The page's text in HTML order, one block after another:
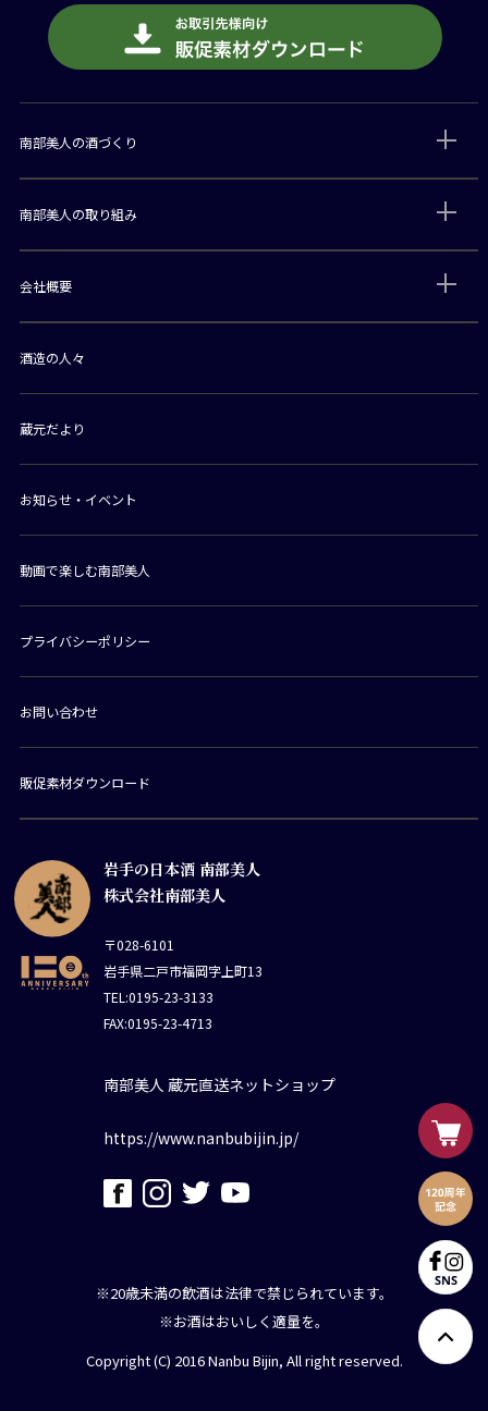
岩手の日本酒 南部美人
株式会社南部美人
〒028-6101
岩手県二戸市福岡字上町13
TEL:0195-23-3133
FAX:0195-23-4713
南部美人 蔵元直送ネットショップ
https://www.nanbubijin.jp/
南部美人の酒づくり
南部美人の取り組み
会社概要
酒造の人々
蔵元だより
お知らせ・イベント
動画で楽しむ南部美人
プライバシーポリシー
お問い合わせ
販促素材ダウンロード
※20歳未満の飲酒は法律で禁じられています。
※お酒はおいしく適量を。
Copyright (C) 2016 Nanbu Bijin, All right reserved.